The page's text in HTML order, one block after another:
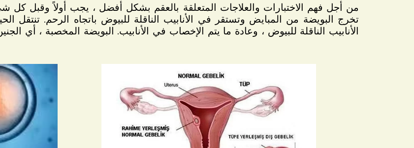
من أجل فهم الاختبارات والعلاجات المتعلقة بالعقم بشكل أفضل ، يجب أولاً وقبل
تخرج البويضة من المبايض وتستقر في الأنابيب الناقلة للبيوض باتجاه الرحم. تنتقل
الأنابيب الناقلة للبيوض ، وعادة ما يتم الإخصاب في الأنابيب. البويضة المخصبة ،